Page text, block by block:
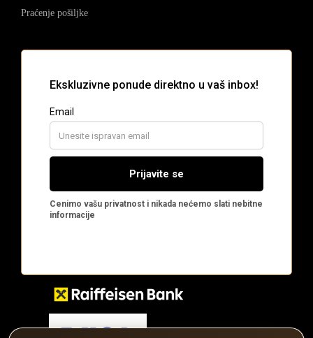
Praćenje pošiljke